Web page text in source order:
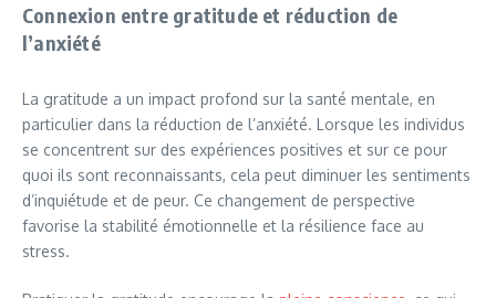
Connexion entre gratitude et réduction de
l’anxiété
La gratitude a un impact profond sur la santé mentale, en
particulier dans la réduction de l’anxiété. Lorsque les individus
se concentrent sur des expériences positives et sur ce pour
quoi ils sont reconnaissants, cela peut diminuer les sentiments
d’inquiétude et de peur. Ce changement de perspective
favorise la stabilité émotionnelle et la résilience face au
stress.